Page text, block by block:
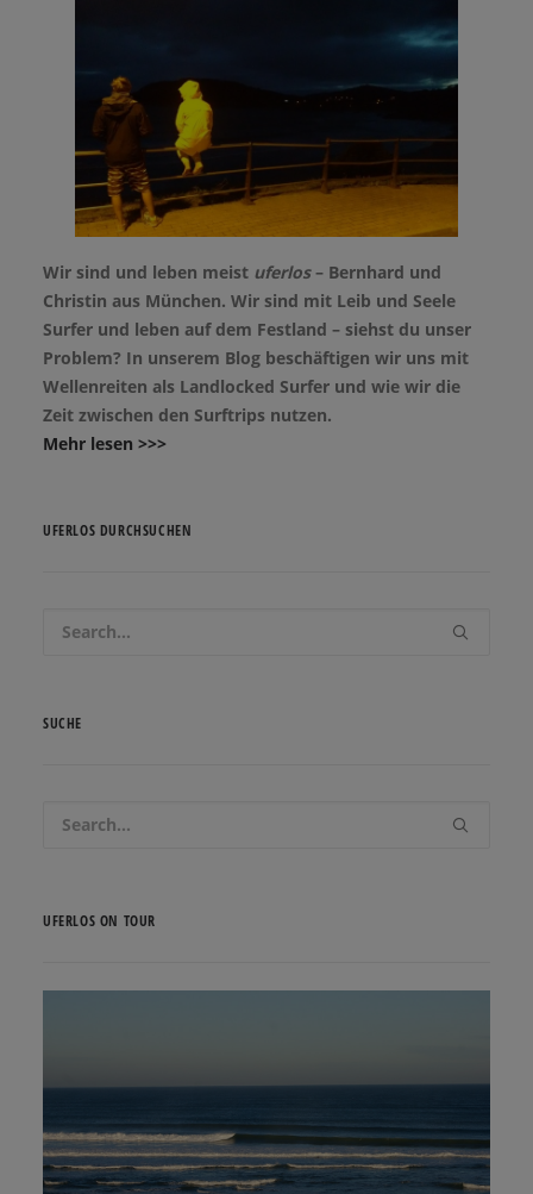
Wir sind und leben meist uferlos– Bernhard und
Christin aus München. Wir sind mit Leib und Seele
Surfer und leben auf dem Festland – siehst du unser
Problem? In unserem Blog beschäftigen wir uns mit
Wellenreiten als Landlocked Surfer und wie wir die
Zeit zwischen den Surftrips nutzen.
Mehr lesen >>>
UFERLOS DURCHSUCHEN
SUCHE
UFERLOS ON TOUR